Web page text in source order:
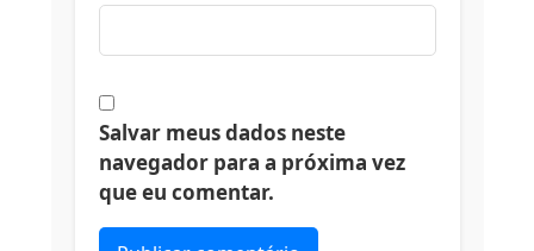
Salvar meus dados neste
navegador para a próxima vez
que eu comentar.